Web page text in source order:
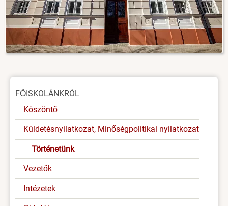
Oldal
FŐISKOLÁNKRÓL
Köszöntő
Küldetésnyilatkozat, Minőségpolitikai nyilatkozat
Történetünk
Vezetők
Intézetek